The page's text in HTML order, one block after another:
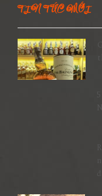
TIN TỨC MỚI